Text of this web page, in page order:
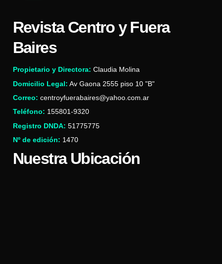
Revista Centro y Fuera
Baires
Propietario y Directora: Claudia Molina
Domicilio Legal: Av Gaona 2555 piso 10 "B"
Correo: centroyfuerabaires@yahoo.com.ar
Teléfono: 155801-9320
Registro DNDA: 51775775
Nº de edición: 1470
Nuestra Ubicación